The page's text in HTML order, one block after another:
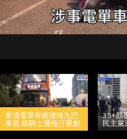
東涌電單車捱撞捲九巴
車底 鐵騎士遭拖行重創
昏迷 60歲車長被捕
35+顛
民主黨
照 赴